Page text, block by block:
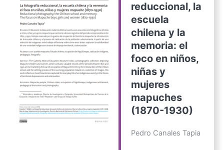
reduccional, la
escuela
chilena y la
memoria: el
foco en niños,
niñas y
mujeres
mapuches
(1870-1930)
Pedro Canales Tapia